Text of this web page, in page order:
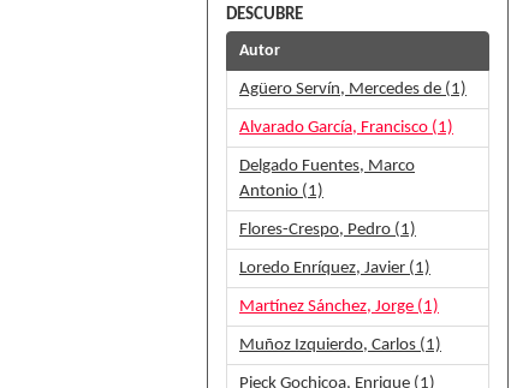
DESCUBRE
Autor
Agüero Servín, Mercedes de (1)
Alvarado García, Francisco (1)
Delgado Fuentes, Marco
Antonio (1)
Flores-Crespo, Pedro (1)
Loredo Enríquez, Javier (1)
Martínez Sánchez, Jorge (1)
Muñoz Izquierdo, Carlos (1)
Pieck Gochicoa, Enrique (1)